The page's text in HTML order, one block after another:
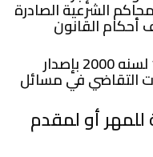
الشرعية الصادرة
أحكام القانون
[ المادة الرابعة من القانون رقم 1 لسنه 2000 بإصدار
التقاضي في مسائل
رد الزوجة للمهر أو لمقدم